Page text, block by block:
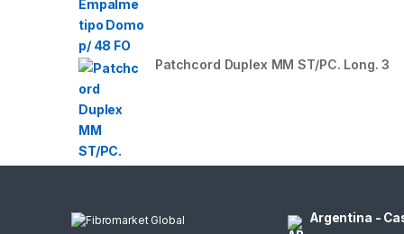
Patchcord Duplex MM ST/PC. Long. 3
Argentina -